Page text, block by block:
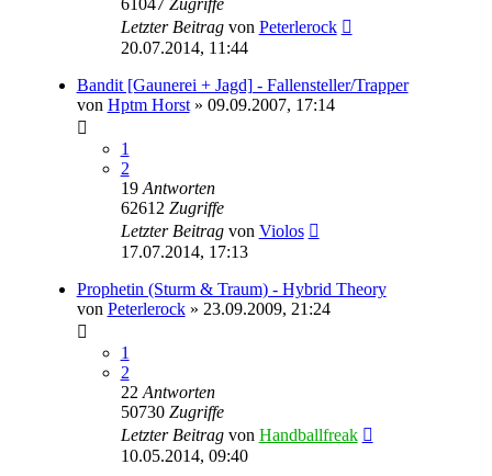
Letzter Beitrag von Peterlerock
20.07.2014, 11:44
Bandit [Gaunerei + Jagd] - Fallensteller/Trapper
von Hptm Horst» 09.09.2007, 17:14
1
2
19 Antworten
62612 Zugriffe
Letzter Beitrag von Violos
17.07.2014, 17:13
Prophetin (Sturm & Traum) - Hybrid Theory
von Peterlerock» 23.09.2009, 21:24
1
2
22 Antworten
50730 Zugriffe
Letzter Beitrag von Handballfreak
10.05.2014, 09:40